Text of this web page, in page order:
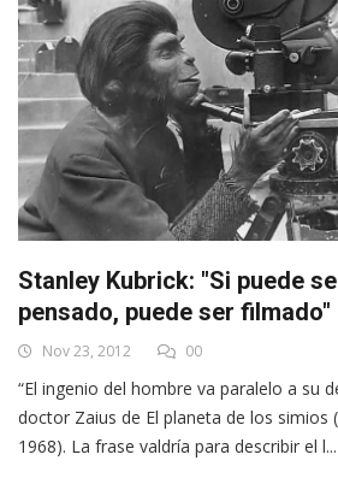
Stanley Kubrick: "Si puede
pensado, puede ser filmado"
Nov 23, 2012 00
“El ingenio del hombre va paralelo a su
doctor Zaius de El planeta de los simios
1968). La frase valdría para describir el l...